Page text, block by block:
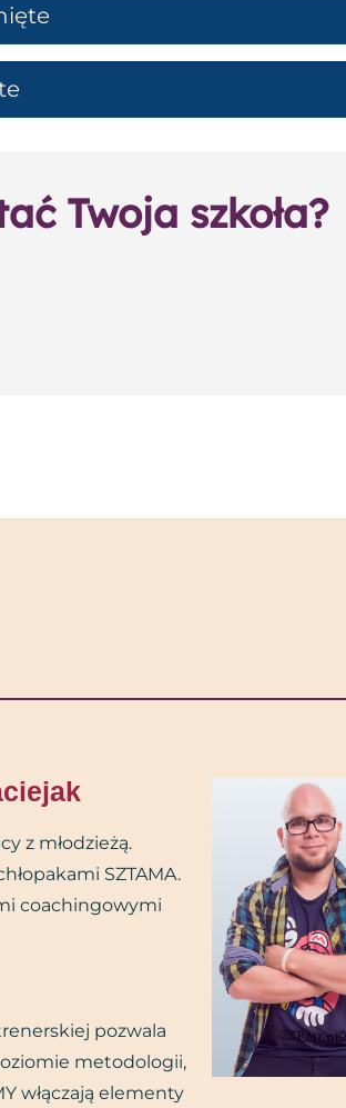
Twoja szkoła?
z młodzieżą.
SZTAMA.
coachingowymi
pozwala
metodologii,
włączają elementy